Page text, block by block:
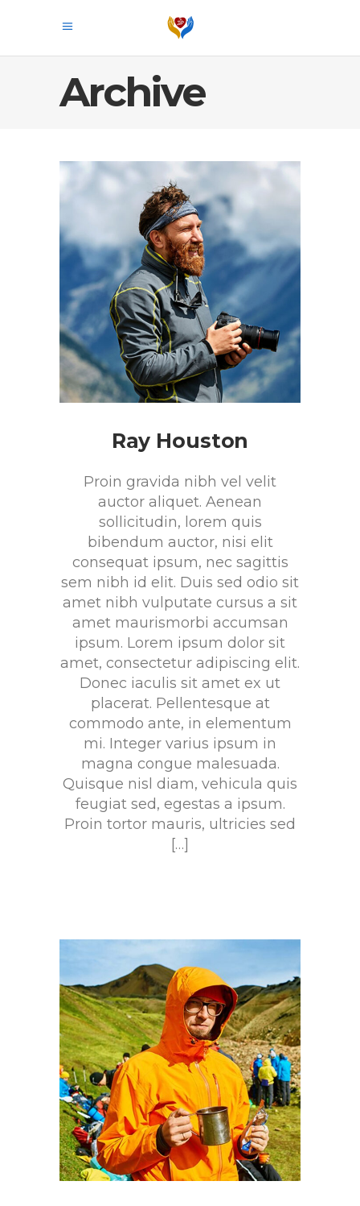
Archive
Ray Houston
Proin gravida nibh vel velit
auctor aliquet. Aenean
sollicitudin, lorem quis
bibendum auctor, nisi elit
consequat ipsum, nec sagittis
sem nibh id elit. Duis sed odio sit
amet nibh vulputate cursus a sit
amet maurismorbi accumsan
ipsum. Lorem ipsum dolor sit
amet, consectetur adipiscing elit.
Donec iaculis sit amet ex ut
placerat. Pellentesque at
commodo ante, in elementum
mi. Integer varius ipsum in
magna congue malesuada.
Quisque nisl diam, vehicula quis
feugiat sed, egestas a ipsum.
Proin tortor mauris, ultricies sed
[…]